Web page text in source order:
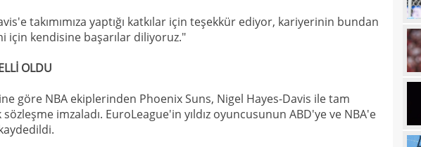
takımımıza yaptığı katkılar için teşekkür ediyor, kariyerinin bundan
için kendisine başarılar diliyoruz."
OLDU
göre NBA ekiplerinden Phoenix Suns, Nigel Hayes-Davis ile tam
sözleşme imzaladı. EuroLeague'in yıldız oyuncusunun ABD'ye ve NBA'e